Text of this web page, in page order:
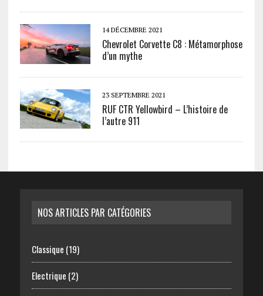
14 DÉCEMBRE 2021
Chevrolet Corvette C8 : Métamorphose
d’un mythe
23 SEPTEMBRE 2021
RUF CTR Yellowbird – L’histoire de
l’autre 911
NOS ARTICLES PAR CATÉGORIES
Classique (19)
Electrique (2)